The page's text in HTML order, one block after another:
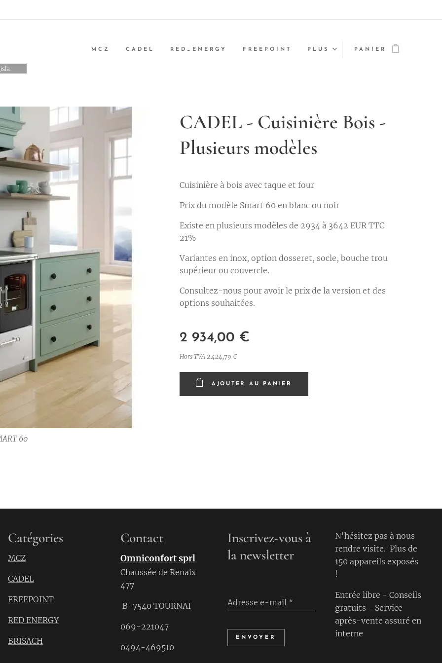
MCZ CADEL RED_ENERGY FREEPOINT PLUS PANIER
CADEL - Cuisinière Bois -
Plusieurs modèles
60
60
80
80
60
60
80
80
90
60
60
90
80
90
Cuisinière à bois avec taque et four
Prix du modèle Smart 60 en blanc ou noir
Existe en plusieurs modèles de 2934 à 3642 EUR TTC
21%
Variantes en inox, option dosseret, socle, bouche trou
supérieur ou couvercle.
Consultez-nous pour avoir le prix de la version et des
options souhaitées.
2 934,00 €
Hors TVA 2 424,79 €
AJOUTER AU PANIER
Catégories
MCZ
CADEL
FREEPOINT
RED ENERGY
BRISACH
Contact
Omniconfort sprl
Chaussée de Renaix
477
B-7540 TOURNAI
069-221047
0494-469510
Inscrivez-vous à
la newsletter
Adresse e-mail
ENVOYER
N'hésitez pas à nous
rendre visite. Plus de
150 appareils exposés
!
Entrée libre - Conseils
gratuits - Service
après-vente assuré en
interne